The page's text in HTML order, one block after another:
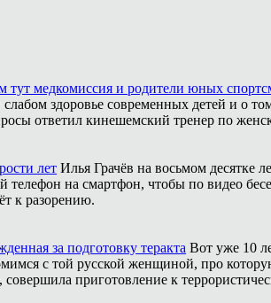
медкомиссия и родители юных
здоровье современных детей и о
ответил кинешемский тренер по
лет Илья Грачёв на восьмом десятке
на смартфон, чтобы по видео
к разорению.
за подготовку теракта Вот уже 10
с той русской женщиной, про
совершила приготовление к